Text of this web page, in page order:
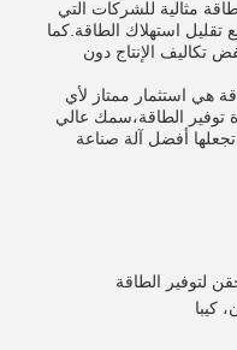
مثالية للشركات التي
تقليل استهلاك الطاقة.كما
تكاليف الإنتاج دون
هي استثمار ممتاز لأي
توفير الطاقة،سمك عالي
أفضل آلة صناعة
لتوفير الطاقة
كيبا